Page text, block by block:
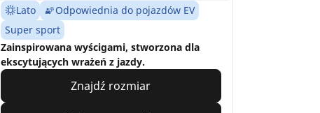
Lato
Odpowiednia do pojazdów EV
Super sport
Zainspirowana wyścigami, stworzona dla
ekscytujących wrażeń z jazdy.
Znajdź rozmiar